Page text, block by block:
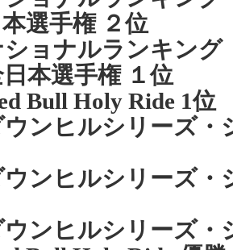
選手権 ２位
ショナルランキング
日本選手権 １位
Bull Holy Ride 1位
ウンヒルシリーズ
ウンヒルシリーズ
ウンヒルシリーズ